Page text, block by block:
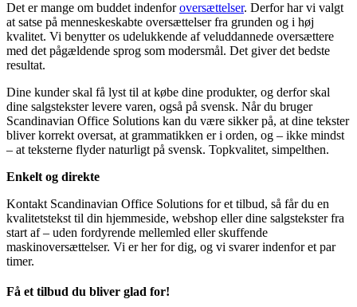
Det er mange om buddet indenforoversættelser. Derfor har vi valgt
at satse på menneskeskabte oversættelser fra grunden og i høj
kvalitet. Vi benytter os udelukkende af veluddannede oversættere
med det pågældende sprog som modersmål. Det giver det bedste
resultat.
Dine kunder skal få lyst til at købe dine produkter, og derfor skal
dine salgstekster levere varen, også på svensk. Når du bruger
Scandinavian Office Solutions kan du være sikker på, at dine tekster
bliver korrekt oversat, at grammatikken er i orden, og – ikke mindst
– at teksterne flyder naturligt på svensk. Topkvalitet, simpelthen.
Enkelt og direkte
Kontakt Scandinavian Office Solutions for et tilbud, så får du en
kvalitetstekst til din hjemmeside, webshop eller dine salgstekster fra
start af – uden fordyrende mellemled eller skuffende
maskinoversættelser. Vi er her for dig, og vi svarer indenfor et par
timer.
Få et tilbud du bliver glad for!